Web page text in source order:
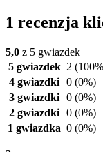
1 recenzja
5,0 z 5 gwiazdek
5 gwiazdek 2
4 gwiazdki 0 (0%)
3 gwiazdki 0 (0%)
2 gwiazdki 0 (0%)
1 gwiazdka 0 (0%)